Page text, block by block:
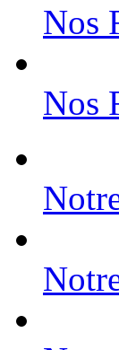
Nos
Nos